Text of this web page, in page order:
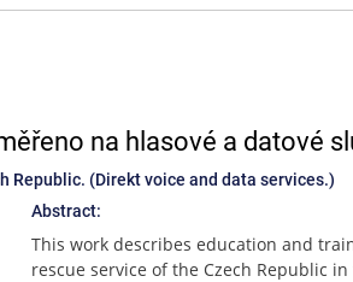
na hlasové a datové
Republic. (Direkt voice and data services.)
Abstract:
This work describes education and
rescue service of the Czech Republic